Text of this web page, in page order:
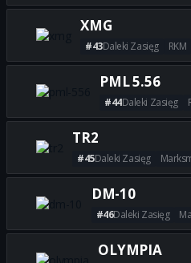
XMG
#43Daleki Zasięg RKM
PML 5.56
#44Daleki Zasięg
TR2
#45Daleki Zasięg
DM-10
#46Daleki Zasięg
OLYMPIA